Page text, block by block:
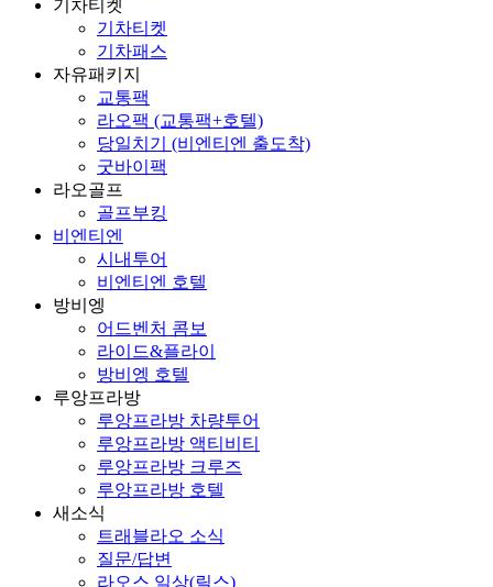
기차티켓
기차티켓
기차패스
자유패키지
교통팩
라오팩 (교통팩+호텔)
당일치기 (비엔티엔 출도착)
굿바이팩
라오골프
골프부킹
비엔티엔
시내투어
비엔티엔 호텔
방비엥
어드벤처 콤보
라이드&플라이
방비엥 호텔
루앙프라방
루앙프라방 차량투어
루앙프라방 액티비티
루앙프라방 크루즈
루앙프라방 호텔
새소식
트래블라오 소식
질문/답변
라오스 일상(릴스)